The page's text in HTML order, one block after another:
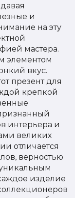
и
на эту
мастера.
элементом
вкус.
презент для
крепкой
интерьера и
великих
отличается
верностью
изделие